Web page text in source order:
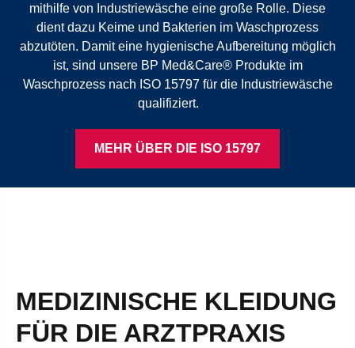
mithilfe von Industriewäsche eine große Rolle. Diese
dient dazu Keime und Bakterien im Waschprozess
abzutöten. Damit eine hygienische Aufbereitung möglich
ist, sind unsere BP Med&Care® Produkte im
Waschprozess nach ISO 15797 für die Industriewäsche
qualifiziert.
MEHR ÜBER DIE ISO 15797
MEDIZINISCHE KLEIDUNG
FÜR DIE ARZTPRAXIS